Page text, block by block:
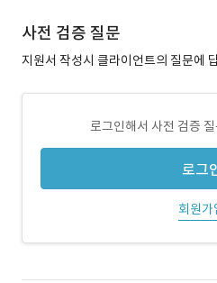
사전 검증 질문
지원서 작성시 클라이언트의 질문에
로그인해서 사전 검증
로그
회원가